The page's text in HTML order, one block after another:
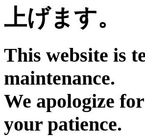
上げます。
This website is
maintenance.
We apologize
your patience.